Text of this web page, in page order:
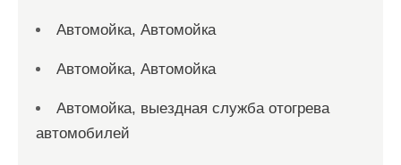
Автомойка, Автомойка
Автомойка, Автомойка
Автомойка, выездная служба отогрева
автомобилей